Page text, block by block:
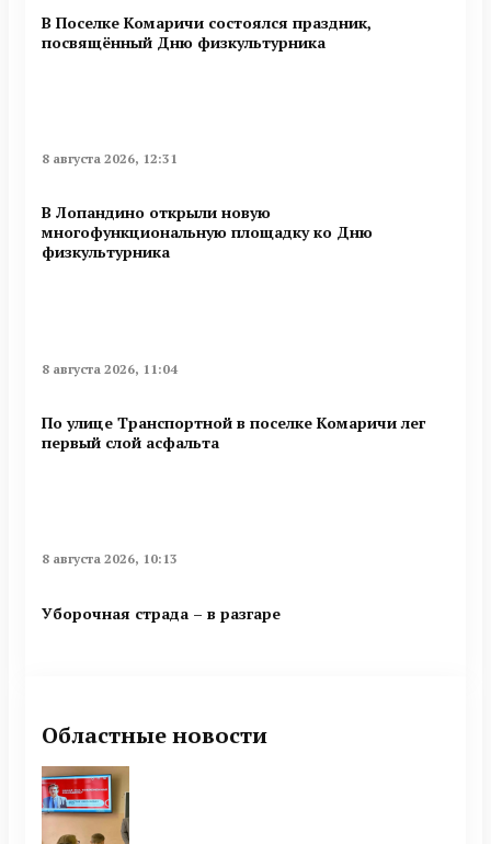
В Поселке Комаричи состоялся праздник,
посвящённый Дню физкультурника
8 августа 2026, 12:31
В Лопандино открыли новую
многофункциональную площадку ко Дню
физкультурника
8 августа 2026, 11:04
По улице Транспортной в поселке Комаричи лег
первый слой асфальта
8 августа 2026, 10:13
Уборочная страда – в разгаре
Областные новости